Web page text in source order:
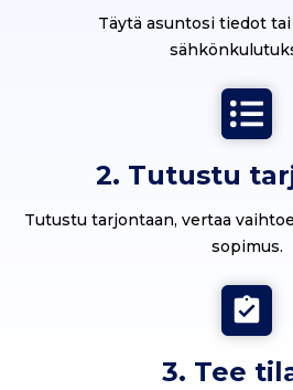
Täytä asuntosi tiedot
2. Tutustu
Tutustu tarjontaan, vertaa
sopimus.
3. Tee